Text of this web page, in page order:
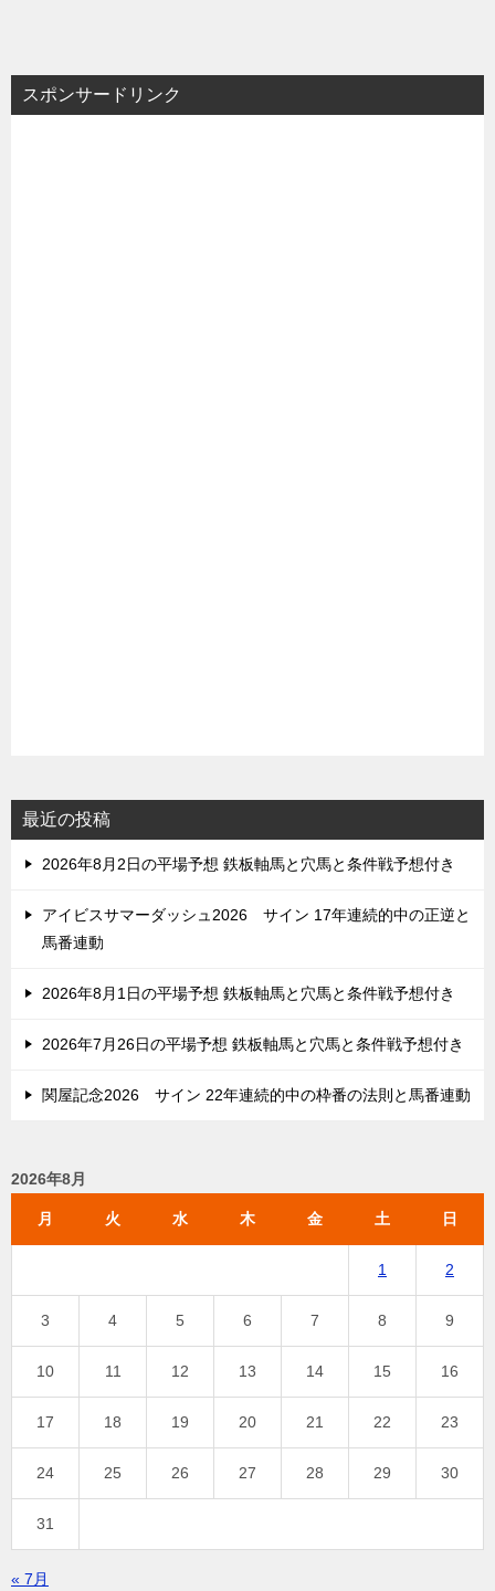
スポンサードリンク
最近の投稿
2026年8月2日の平場予想 鉄板軸馬と穴馬と条件戦予想付き
アイビスサマーダッシュ2026 サイン 17年連続的中の正逆と
馬番連動
2026年8月1日の平場予想 鉄板軸馬と穴馬と条件戦予想付き
2026年7月26日の平場予想 鉄板軸馬と穴馬と条件戦予想付き
関屋記念2026 サイン 22年連続的中の枠番の法則と馬番連動
2026年8月
月 火 水 木 金 土 日
1 2
3 4 5 6 7 8 9
10 11 12 13 14 15 16
17 18 19 20 21 22 23
24 25 26 27 28 29 30
31
« 7月